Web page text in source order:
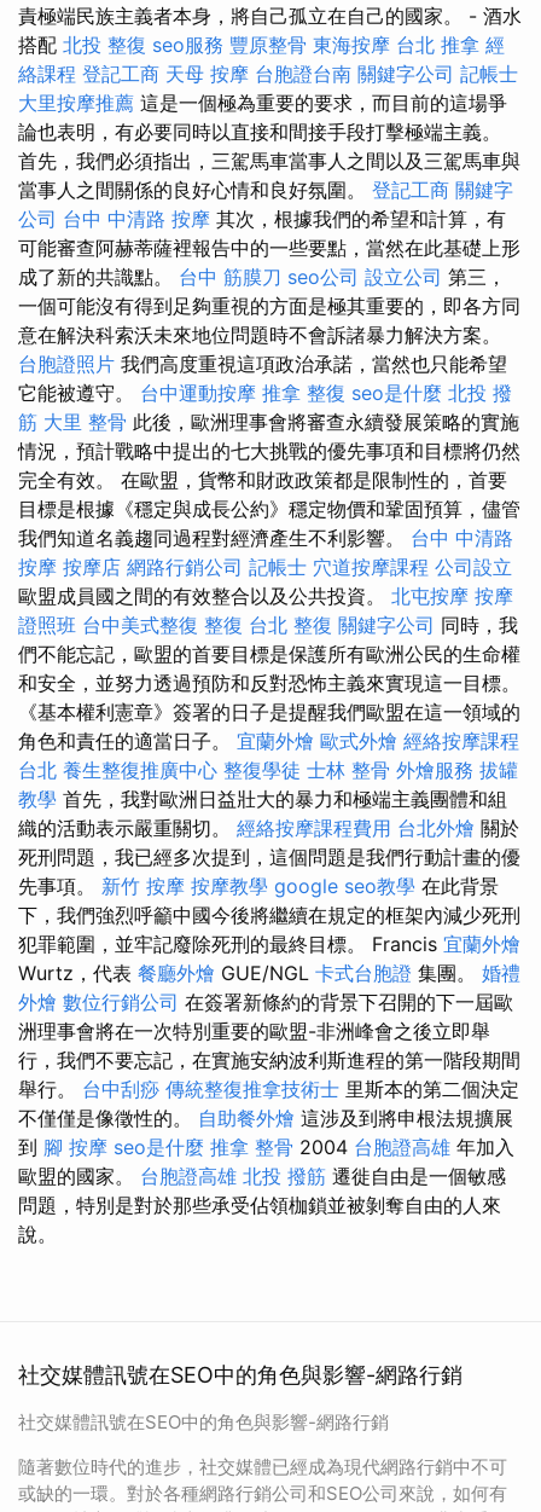
責極端民族主義者本身，將自己孤立在自己的國家。 - 酒水
搭配 北投 整復 seo服務 豐原整骨 東海按摩 台北 推拿 經
絡課程 登記工商 天母 按摩 台胞證台南 關鍵字公司 記帳士
大里按摩推薦 這是一個極為重要的要求，而目前的這場爭
論也表明，有必要同時以直接和間接手段打擊極端主義。
首先，我們必須指出，三駕馬車當事人之間以及三駕馬車與
當事人之間關係的良好心情和良好氛圍。 登記工商 關鍵字
公司 台中 中清路 按摩 其次，根據我們的希望和計算，有
可能審查阿赫蒂薩裡報告中的一些要點，當然在此基礎上形
成了新的共識點。 台中 筋膜刀 seo公司 設立公司 第三，
一個可能沒有得到足夠重視的方面是極其重要的，即各方同
意在解決科索沃未來地位問題時不會訴諸暴力解決方案。
台胞證照片 我們高度重視這項政治承諾，當然也只能希望
它能被遵守。 台中運動按摩 推拿 整復 seo是什麼 北投 撥
筋 大里 整骨 此後，歐洲理事會將審查永續發展策略的實施
情況，預計戰略中提出的七大挑戰的優先事項和目標將仍然
完全有效。 在歐盟，貨幣和財政政策都是限制性的，首要
目標是根據《穩定與成長公約》穩定物價和鞏固預算，儘管
我們知道名義趨同過程對經濟產生不利影響。 台中 中清路
按摩 按摩店 網路行銷公司 記帳士 穴道按摩課程 公司設立
歐盟成員國之間的有效整合以及公共投資。 北屯按摩 按摩
證照班 台中美式整復 整復 台北 整復 關鍵字公司 同時，我
們不能忘記，歐盟的首要目標是保護所有歐洲公民的生命權
和安全，並努力透過預防和反對恐怖主義來實現這一目標。
《基本權利憲章》簽署的日子是提醒我們歐盟在這一領域的
角色和責任的適當日子。 宜蘭外燴 歐式外燴 經絡按摩課程
台北 養生整復推廣中心 整復學徒 士林 整骨 外燴服務 拔罐
教學 首先，我對歐洲日益壯大的暴力和極端主義團體和組
織的活動表示嚴重關切。 經絡按摩課程費用 台北外燴 關於
死刑問題，我已經多次提到，這個問題是我們行動計畫的優
先事項。 新竹 按摩 按摩教學 google seo教學 在此背景
下，我們強烈呼籲中國今後將繼續在規定的框架內減少死刑
犯罪範圍，並牢記廢除死刑的最終目標。 Francis 宜蘭外燴
Wurtz，代表 餐廳外燴 GUE/NGL 卡式台胞證 集團。 婚禮
外燴 數位行銷公司 在簽署新條約的背景下召開的下一屆歐
洲理事會將在一次特別重要的歐盟-非洲峰會之後立即舉
行，我們不要忘記，在實施安納波利斯進程的第一階段期間
舉行。 台中刮痧 傳統整復推拿技術士 里斯本的第二個決定
不僅僅是像徵性的。 自助餐外燴 這涉及到將申根法規擴展
到 腳 按摩 seo是什麼 推拿 整骨 2004 台胞證高雄 年加入
歐盟的國家。 台胞證高雄 北投 撥筋 遷徙自由是一個敏感
問題，特別是對於那些承受佔領枷鎖並被剝奪自由的人來
說。
社交媒體訊號在SEO中的角色與影響-網路行銷
社交媒體訊號在SEO中的角色與影響-網路行銷
隨著數位時代的進步，社交媒體已經成為現代網路行銷中不可
或缺的一環。對於各種網路行銷公司和SEO公司來說，如何有